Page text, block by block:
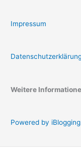
Impressum
Weitere
Powered by